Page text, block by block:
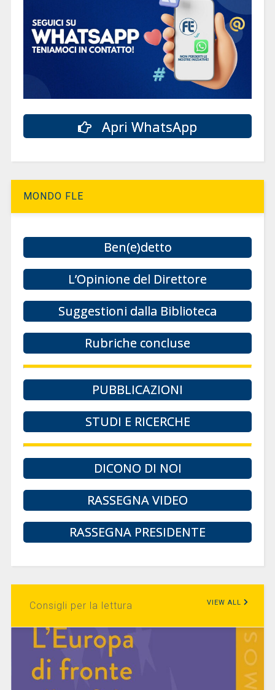
Apri WhatsApp
MONDO FLE
Ben(e)detto
L’Opinione del Direttore
Suggestioni dalla Biblioteca
Rubriche concluse
PUBBLICAZIONI
STUDI E RICERCHE
DICONO DI NOI
RASSEGNA VIDEO
RASSEGNA PRESIDENTE
Consigli per la lettura VIEW ALL